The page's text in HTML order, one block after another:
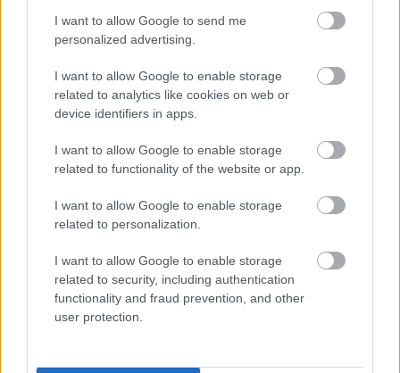
I want to allow Google to send me
personalized advertising.
I want to allow Google to enable storage
related to analytics like cookies on web or
device identifiers in apps.
I want to allow Google to enable storage
related to functionality of the website or app.
I want to allow Google to enable storage
related to personalization.
I want to allow Google to enable storage
related to security, including authentication
functionality and fraud prevention, and other
user protection.
A korábbiak (kivéve az elsőt, ami már
, és már elő is
fizethetsz a magazinraitt.
a 2011. júliusi REC001Popzene és nyár
a 2011. szeptemberi REC002 Popzene és
homoszexualitás,
a 2011. novemberi REC003
a 2012. februári REC004Popzene és drogok
a 2012. májusi REC005 Vidék vs főváros
a 2012. augusztusi REC006